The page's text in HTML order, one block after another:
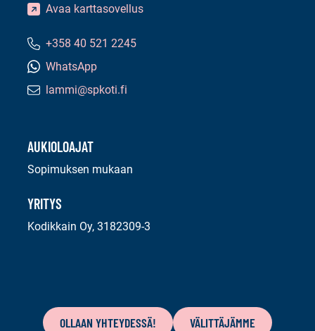
Avaa karttasovellus
Puhelinnumero:
+358 40 521 2245
WhatsApp
Sähköpostiosoite:
lammi@spkoti.fi
AUKIOLOAJAT
Sopimuksen mukaan
YRITYS
Kodikkain Oy, 3182309-3
OLLAAN YHTEYDESSÄ!
VÄLITTÄJÄMME